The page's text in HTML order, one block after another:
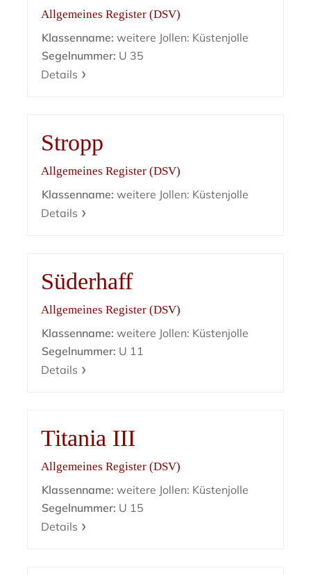
Allgemeines Register (DSV)
Klassenname: weitere Jollen: Küstenjolle
Segelnummer: U 35
Details
Stropp
Allgemeines Register (DSV)
Klassenname: weitere Jollen: Küstenjolle
Details
Süderhaff
Allgemeines Register (DSV)
Klassenname: weitere Jollen: Küstenjolle
Segelnummer: U 11
Details
Titania III
Allgemeines Register (DSV)
Klassenname: weitere Jollen: Küstenjolle
Segelnummer: U 15
Details